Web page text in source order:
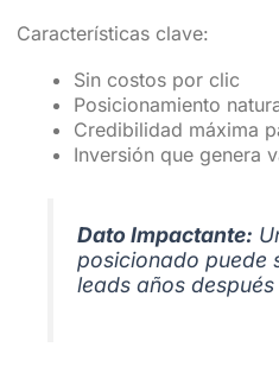
Características clave:
Sin costos por clic
Posicionamiento
Credibilidad máxima
Inversión que genera
Dato Impactante:
posicionado puede
leads años